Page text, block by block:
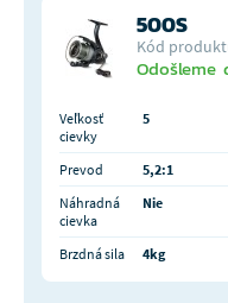
500S
Kód
Veľkosť
cievky
5
Prevod 5,2:1
Náhradná
cievka
Nie
Brzdná sila 4kg